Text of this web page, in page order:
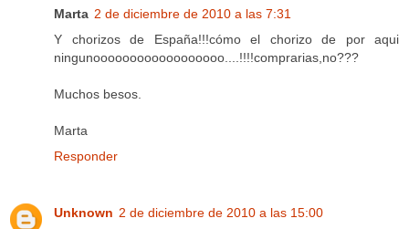
Marta 2 de diciembre de 2010 a las 7:31
Y chorizos de España!!!cómo el chorizo de por aqui
ningunoooooooooooooooooo....!!!!comprarias,no???
Muchos besos.
Marta
Responder
Unknown 2 de diciembre de 2010 a las 15:00